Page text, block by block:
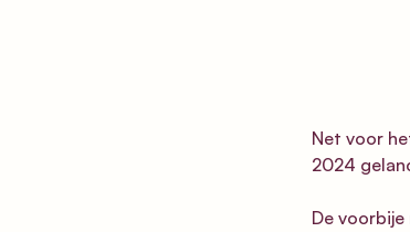
Net voor
2024
De voorbije